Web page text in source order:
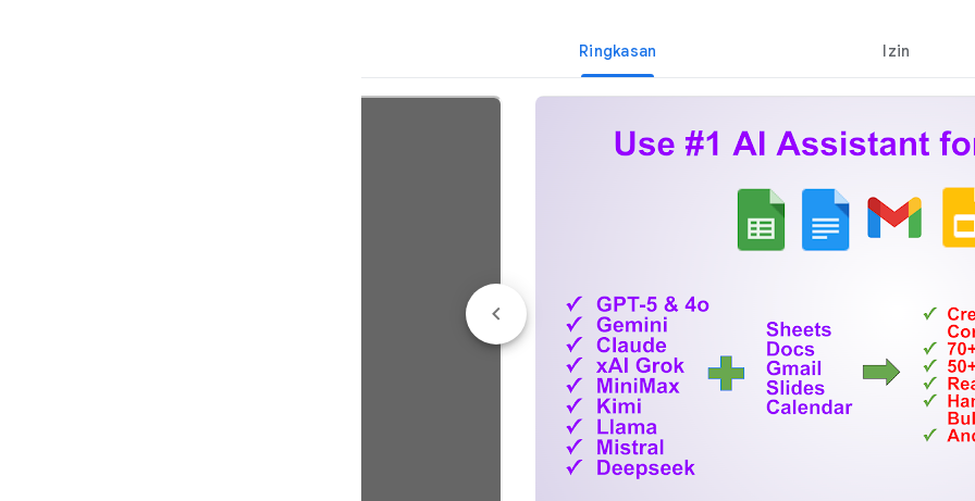
Ringkasan Izin